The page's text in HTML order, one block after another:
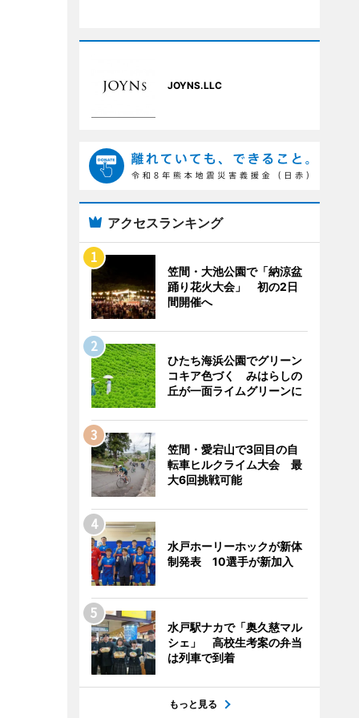
JOYNS.LLC
アクセスランキング
笠間・大池公園で「納涼盆
踊り花火大会」 初の2日
間開催へ
ひたち海浜公園でグリーン
コキア色づく みはらしの
丘が一面ライムグリーンに
笠間・愛宕山で3回目の自
転車ヒルクライム大会 最
大6回挑戦可能
水戸ホーリーホックが新体
制発表 10選手が新加入
水戸駅ナカで「奥久慈マル
シェ」 高校生考案の弁当
は列車で到着
もっと見る